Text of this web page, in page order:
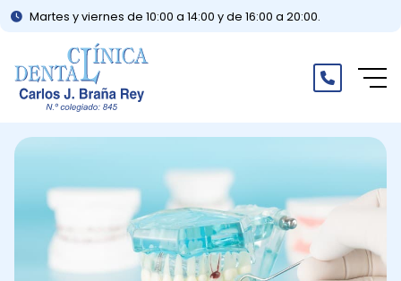
Martes y viernes de 10:00 a 14:00 y de 16:00 a 20:00.
Inicio
Su sonrisa, nuestra mayor especialidad y compromiso
Especialidades
Tratamientos dentales avanzados para cada
necesidad bucal
Noticias
Actualizaciones y consejos para su salud dental